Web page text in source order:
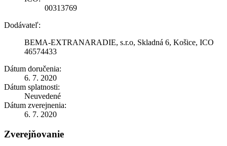
00313769
Dodávateľ:
BEMA-EXTRANARADIE, s.r.o, Skladná 6, Košice, ICO
46574433
Dátum doručenia:
6. 7. 2020
Dátum splatnosti:
Neuvedené
Dátum zverejnenia:
6. 7. 2020
Zverejňovanie